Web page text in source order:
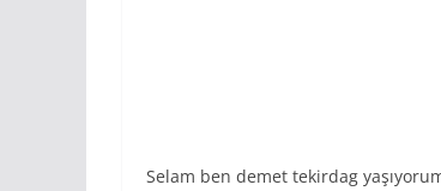
Selam ben demet tekirdag